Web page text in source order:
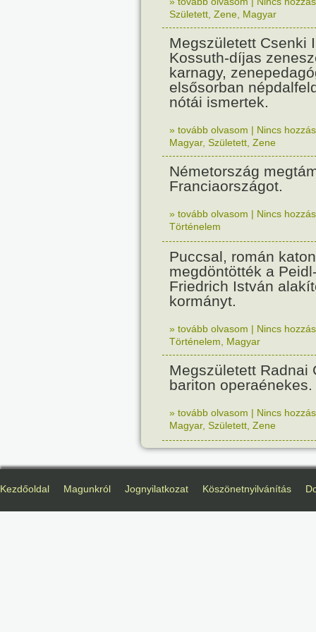
Született Zene Magyar
Megszületett Csenki
Kossuth-díjas
karnagy,
elsősorban
nótái ismertek.
» tovább olvasom | Nincs
Magyar, Született Zene
Németország
Franciaországot.
» tovább olvasom | Nincs
Történelem
Puccsal, román
megdöntötték a
Friedrich István
kormányt.
» tovább olvasom | Nincs
Történelem
Magyar
Megszületett Radnai
bariton operaénekes.
» tovább olvasom | Nincs
Magyar, Született Zene
Kezdőoldal Magunkról Jognyilatkozat Köszönetnyilvánítás